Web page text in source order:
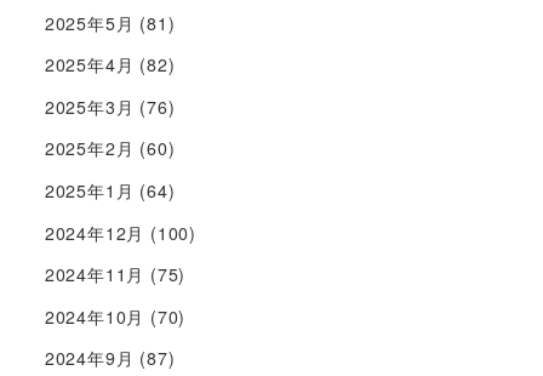
2025年5月 (81)
2025年4月 (82)
2025年3月 (76)
2025年2月 (60)
2025年1月 (64)
2024年12月 (100)
2024年11月 (75)
2024年10月 (70)
2024年9月 (87)